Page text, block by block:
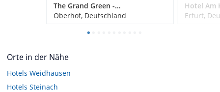
The Grand Green - Familux Resort
Oberhof, Deutschland
Hotel Am
Erfurt,
Orte in der Nähe
Hotels Weidhausen
Hotels Steinach